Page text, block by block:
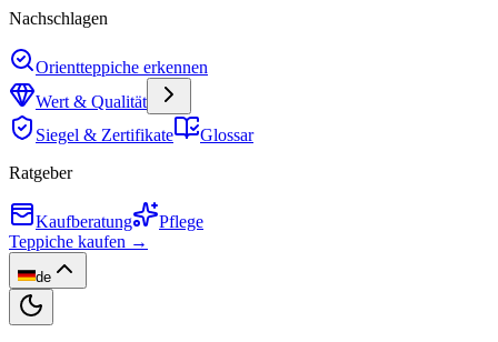
Nachschlagen
Orientteppiche erkennen
Wert & Qualität
Siegel & Zertifikate
Glossar
Ratgeber
Kaufberatung
Pflege
Teppiche kaufen →
de